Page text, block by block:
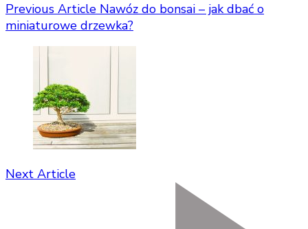
Previous Article Nawóz do bonsai – jak dbać o
miniaturowe drzewka?
Next Article